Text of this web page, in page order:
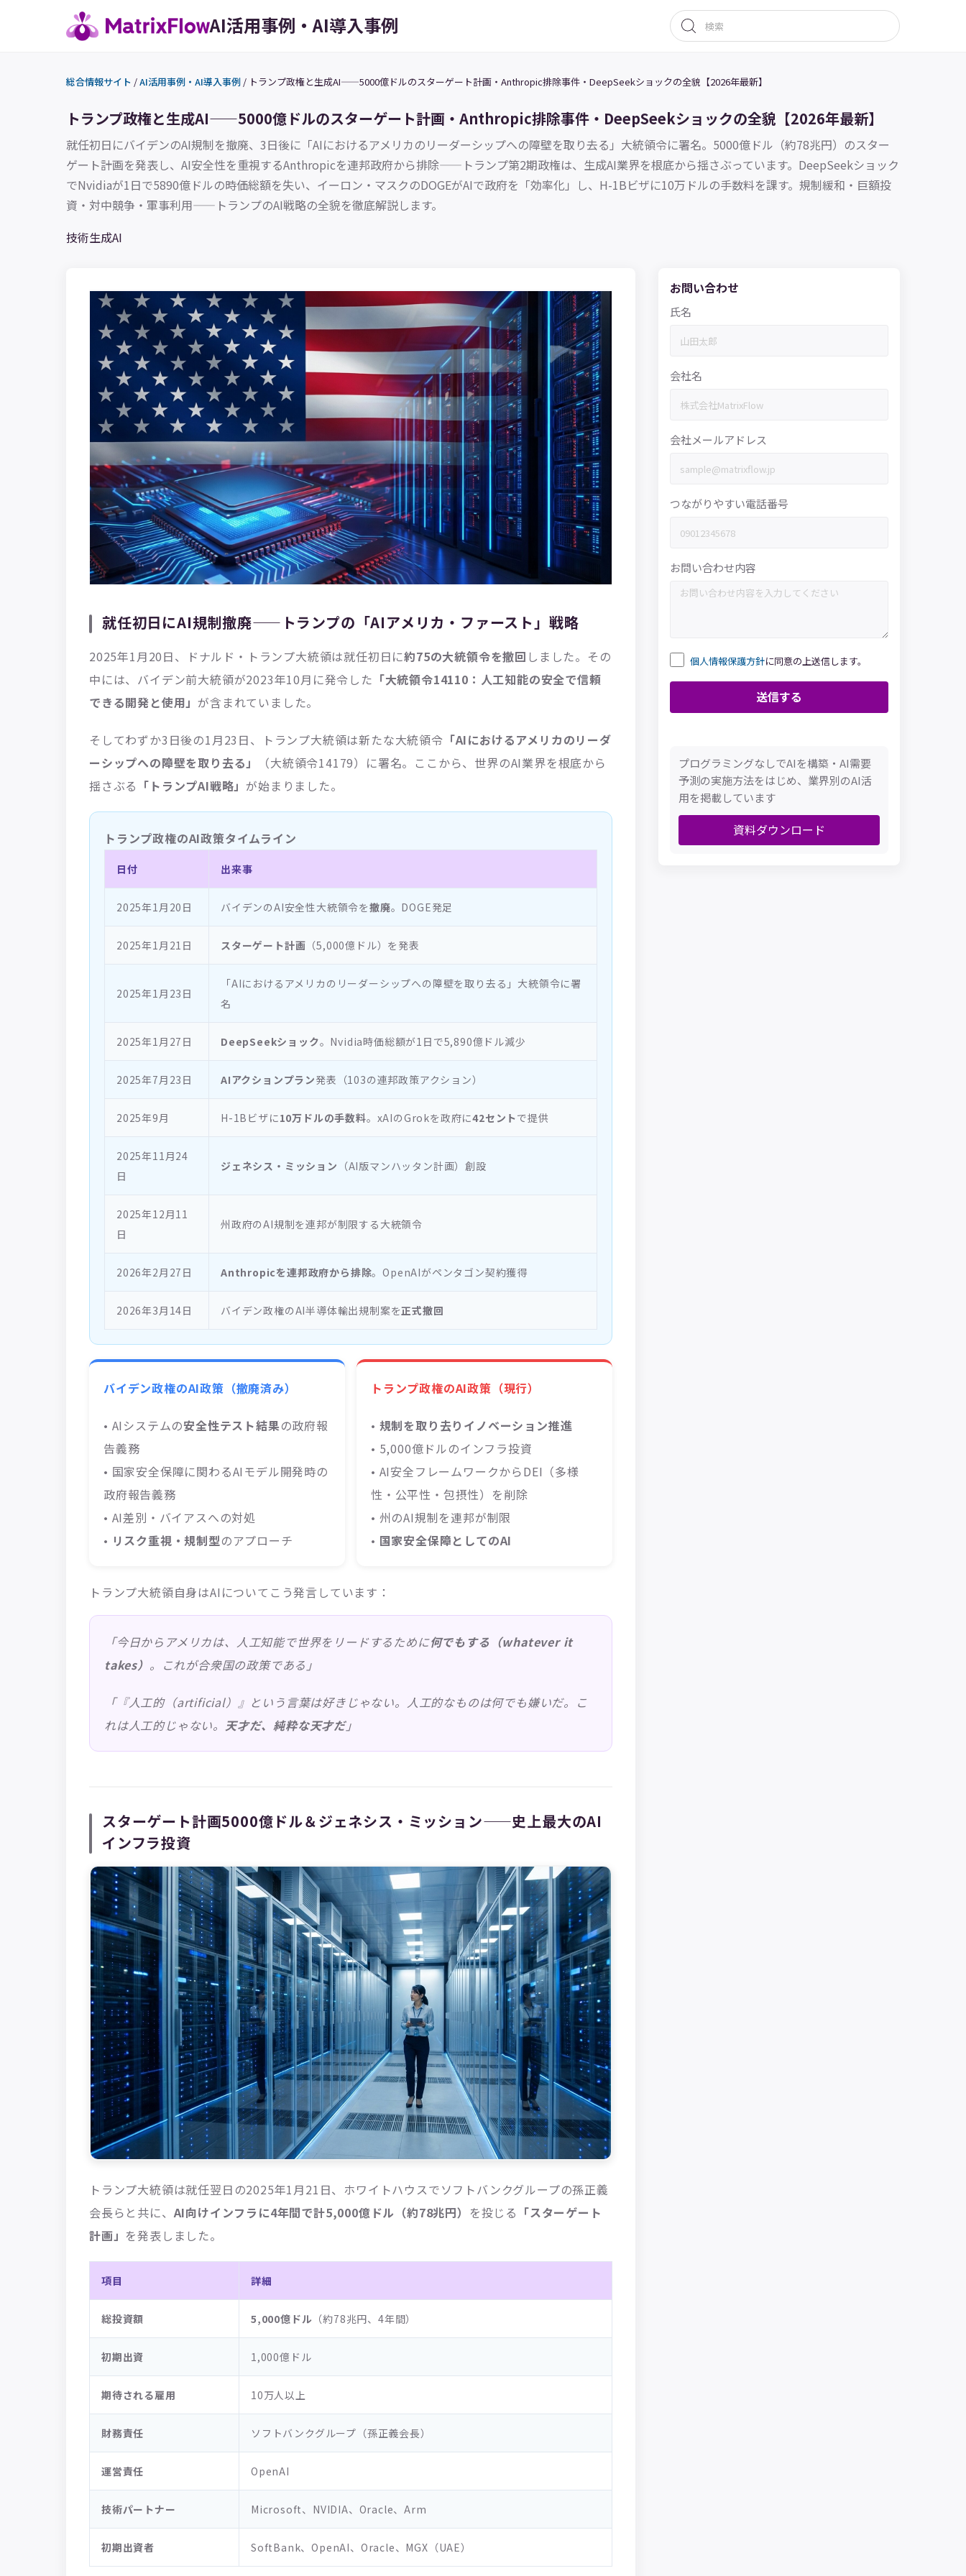
AI活用事例・AI導入事例
総合情報サイト /AI活用事例・AI導入事例 / トランプ政権と生成AI——5000億ドルのスターゲート計画・Anthropic排除事件・DeepSeekショックの全貌【2026年最新】
トランプ政権と生成AI——5000億ドルのスターゲート計画・Anthropic排除事件・DeepSeekショックの全貌【2026年最新】
就任初日にバイデンのAI規制を撤廃、3日後に「AIにおけるアメリカのリーダーシップへの障壁を取り去る」大統領令に署名。5000億ドル（約78兆円）のスター
ゲート計画を発表し、AI安全性を重視するAnthropicを連邦政府から排除——トランプ第2期政権は、生成AI業界を根底から揺さぶっています。DeepSeekショック
でNvidiaが1日で5890億ドルの時価総額を失い、イーロン・マスクのDOGEがAIで政府を「効率化」し、H-1Bビザに10万ドルの手数料を課す。規制緩和・巨額投
資・対中競争・軍事利用——トランプのAI戦略の全貌を徹底解説します。
技術生成AI
就任初日にAI規制撤廃——トランプの「AIアメリカ・ファースト」戦略
2025年1月20日、ドナルド・トランプ大統領は就任初日に約75の大統領令を撤回 しました。その
中には、バイデン前大統領が2023年10月に発令した 「大統領令14110：人工知能の安全で信頼
できる開発と使用」が含まれていました。
そしてわずか3日後の1月23日、トランプ大統領は新たな大統領令 「AIにおけるアメリカのリーダ
ーシップへの障壁を取り去る」
（大統領令14179）に署名。ここから、世界のAI業界を根底から
揺さぶる 「トランプAI戦略」が始まりました。
トランプ政権のAI政策タイムライン
日付 出来事
2025年1月20日 バイデンのAI安全性大統領令を撤廃。DOGE発足
2025年1月21日 スターゲート計画 （5,000億ドル）を発表
2025年1月23日
「AIにおけるアメリカのリーダーシップへの障壁を取り去る」大統領令に署
名
2025年1月27日 DeepSeekショック。Nvidia時価総額が1日で5,890億ドル減少
2025年7月23日 AIアクションプラン発表（103の連邦政策アクション）
2025年9月 H-1Bビザに10万ドルの手数料。xAIのGrokを政府に42セントで提供
2025年11月24
日
ジェネシス・ミッション （AI版マンハッタン計画）創設
2025年12月11
日
州政府のAI規制を連邦が制限する大統領令
2026年2月27日 Anthropicを連邦政府から排除。OpenAIがペンタゴン契約獲得
2026年3月14日 バイデン政権のAI半導体輸出規制案を正式撤回
バイデン政権のAI政策（撤廃済み）
• AIシステムの安全性テスト結果の政府報
告義務
• 国家安全保障に関わるAIモデル開発時の
政府報告義務
• AI差別・バイアスへの対処
• リスク重視・規制型のアプローチ
トランプ政権のAI政策（現行）
• 規制を取り去りイノベーション推進
• 5,000億ドルのインフラ投資
• AI安全フレームワークからDEI（多様
性・公平性・包摂性）を削除
• 州のAI規制を連邦が制限
• 国家安全保障としてのAI
トランプ大統領自身はAIについてこう発言しています：
「今日からアメリカは、人工知能で世界をリードするために何でもする（whatever it
takes） 。これが合衆国の政策である」
「『人工的（artificial）』という言葉は好きじゃない。人工的なものは何でも嫌いだ。こ
れは人工的じゃない。 天才だ、純粋な天才だ」
スターゲート計画5000億ドル＆ジェネシス・ミッション——史上最大のAI
インフラ投資
トランプ大統領は就任翌日の2025年1月21日、ホワイトハウスでソフトバンクグループの孫正義
会長らと共に、 AI向けインフラに4年間で計5,000億ドル（約78兆円） を投じる 「スターゲート
計画」 を発表しました。
項目 詳細
総投資額 5,000億ドル （約78兆円、4年間）
初期出資 1,000億ドル
期待される雇用 10万人以上
財務責任 ソフトバンクグループ（孫正義会長）
運営責任 OpenAI
技術パートナー Microsoft、NVIDIA、Oracle、Arm
初期出資者 SoftBank、OpenAI、Oracle、MGX（UAE）
お問い合わせ
氏名
会社名
会社メールアドレス
つながりやすい電話番号
お問い合わせ内容
個人情報保護方針に同意の上送信します。
プログラミングなしでAIを構築・AI需要
予測の実施方法をはじめ、業界別のAI活
用を掲載しています
資料ダウンロード